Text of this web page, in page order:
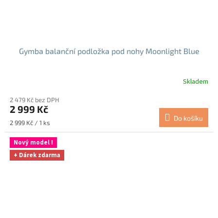
Gymba balanční podložka pod nohy Moonlight Blue
Skladem
2 479 Kč bez DPH
2 999 Kč
Měrná
cena:
2 999 Kč / 1 ks
Do košíku
Nový model !
+ Dárek zdarma